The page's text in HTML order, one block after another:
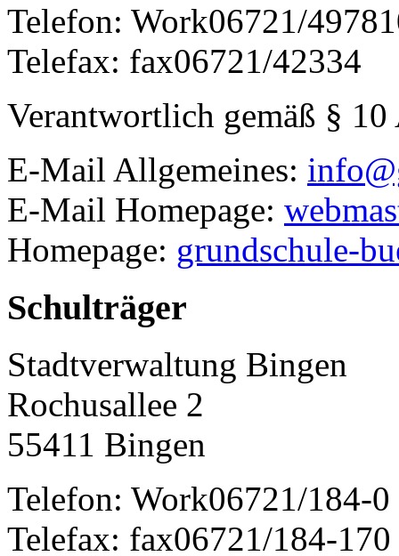
Telefon: Work06721/
Telefax: fax06721/42334
Verantwortlich gemäß §
E-Mail Allgemeines:
E-Mail Homepage:
Homepage: grundschule-
Schulträger
Stadtverwaltung Bingen
Rochusallee 2
55411 Bingen
Telefon: Work06721/184-0
Telefax: fax06721/184-170